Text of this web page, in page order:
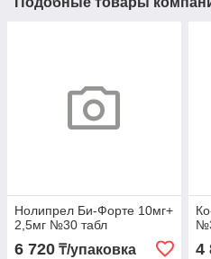
Нолипрел Би-Форте 10мг+
2,5мг №30 табл
6 720 ₸/упаковка 4